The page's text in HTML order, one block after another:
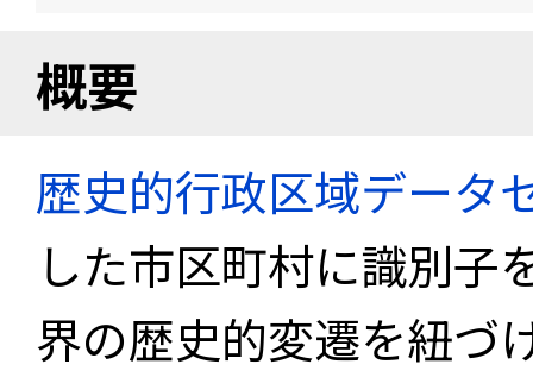
概要
歴史的行政区域データ
した市区町村に識別子
界の歴史的変遷を紐づ